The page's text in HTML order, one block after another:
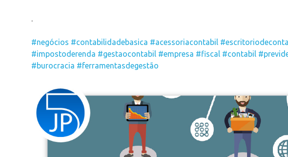
.
#negócios #contabilidadebasica #acessoriacontabil
#impostoderenda #gestaocontabil #empresa #fiscal #contabil
#burocracia #ferramentasdegestão